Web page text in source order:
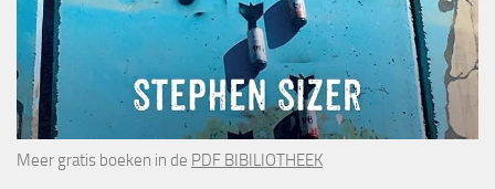
Meer gratis boeken in de PDF BIBILIOTHEEK